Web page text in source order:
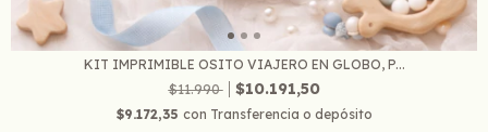
KIT IMPRIMIBLE OSITO VIAJERO EN GLOBO, P...
$11.990
$10.191,50
$9.172,35 con Transferencia o depósito